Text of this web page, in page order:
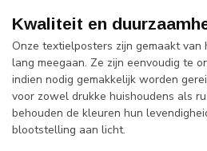
Kwaliteit en
Onze textielposters zijn gemaakt
lang meegaan. Ze zijn eenvoudig te
indien nodig gemakkelijk worden
voor zowel drukke huishoudens als
behouden de kleuren hun
blootstelling aan licht.